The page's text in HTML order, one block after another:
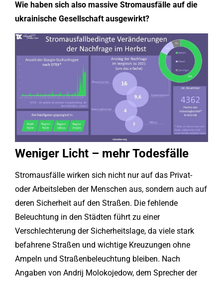
Wie haben sich also massive Stromausfälle auf die
ukrainische Gesellschaft ausgewirkt?
Weniger Licht – mehr Todesfälle
Stromausfälle wirken sich nicht nur auf das Privat-
oder Arbeitsleben der Menschen aus, sondern auch auf
deren Sicherheit auf den Straßen. Die fehlende
Beleuchtung in den Städten führt zu einer
Verschlechterung der Sicherheitslage, da viele stark
befahrene Straßen und wichtige Kreuzungen ohne
Ampeln und Straßenbeleuchtung bleiben. Nach
Angaben von Andrij Molokojedow, dem Sprecher der